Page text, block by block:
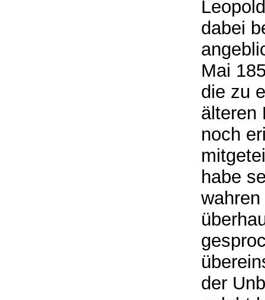
dabei
Mai
die zu
älteren
noch
habe
der